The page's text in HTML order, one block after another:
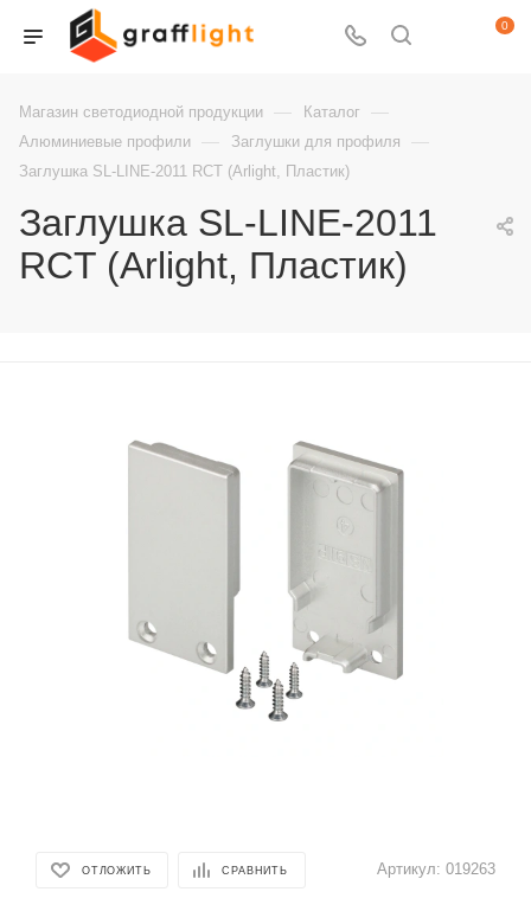
0
Магазин светодиодной продукции — Каталог —
Алюминиевые профили — Заглушки для профиля —
Заглушка SL-LINE-2011 RCT (Arlight, Пластик)
Заглушка SL-LINE-2011
RCT (Arlight, Пластик)
ОТЛОЖИТЬ СРАВНИТЬ Артикул: 019263